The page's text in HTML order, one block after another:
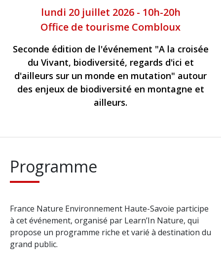
lundi 20 juillet 2026 - 10h-20h
Office de tourisme Combloux
Seconde édition de l'événement "A la croisée
du Vivant, biodiversité, regards d'ici et
d'ailleurs sur un monde en mutation" autour
des enjeux de biodiversité en montagne et
ailleurs.
Programme
France Nature Environnement Haute-Savoie participe
à cet événement, organisé par Learn’In Nature, qui
propose un programme riche et varié à destination du
grand public.